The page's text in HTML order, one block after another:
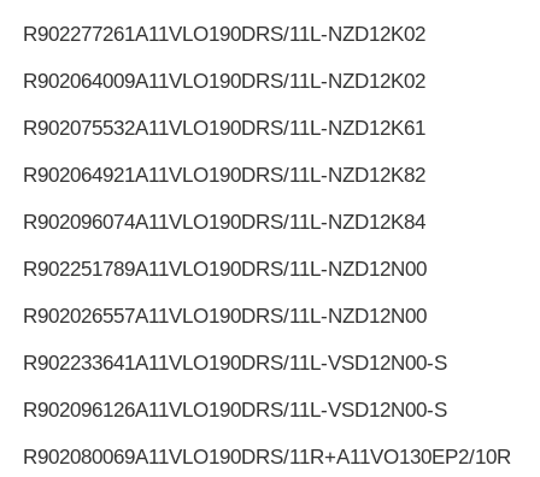
R902277261A11VLO190DRS/11L-NZD12K02
R902064009A11VLO190DRS/11L-NZD12K02
R902075532A11VLO190DRS/11L-NZD12K61
R902064921A11VLO190DRS/11L-NZD12K82
R902096074A11VLO190DRS/11L-NZD12K84
R902251789A11VLO190DRS/11L-NZD12N00
R902026557A11VLO190DRS/11L-NZD12N00
R902233641A11VLO190DRS/11L-VSD12N00-S
R902096126A11VLO190DRS/11L-VSD12N00-S
R902080069A11VLO190DRS/11R+A11VO130EP2/10R